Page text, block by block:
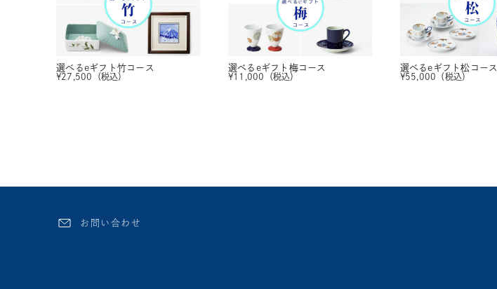
選べるeギフト 竹コース
¥27,500 （税込）
選べるeギフト 梅コース
¥11,000 （税込）
選べるeギフト松コース
¥55,000 （税込）
お問い合わせ